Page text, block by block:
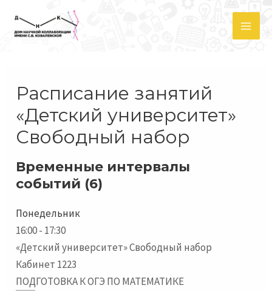
содержимому
Расписание занятий
«Детский университет»
Свободный набор
Временные интервалы
событий (6)
Понедельник
16:00- 17:30
«Детский университет» Свободный набор
Кабинет 1223
ПОДГОТОВКА К ОГЭ ПО МАТЕМАТИКЕ